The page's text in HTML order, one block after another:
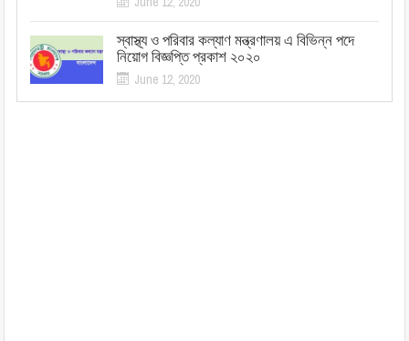
স্বাস্থ্য ও পরিবার কল্যাণ মন্ত্রণালয় এ বিভিন্ন পদে
নিয়োগ বিজ্ঞপ্তি প্রকাশ ২০২০
June 12, 2020